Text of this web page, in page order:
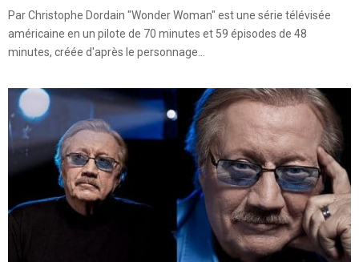
Par Christophe Dordain "Wonder Woman" est une série télévisée
américaine en un pilote de 70 minutes et 59 épisodes de 48
minutes, créée d'après le personnage...